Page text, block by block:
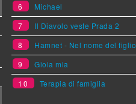
6
Michael
7
Il Diavolo veste Prada 2
8
Hamnet - Nel nome del figlio
9
Gioia mia
10
Terapia di famiglia